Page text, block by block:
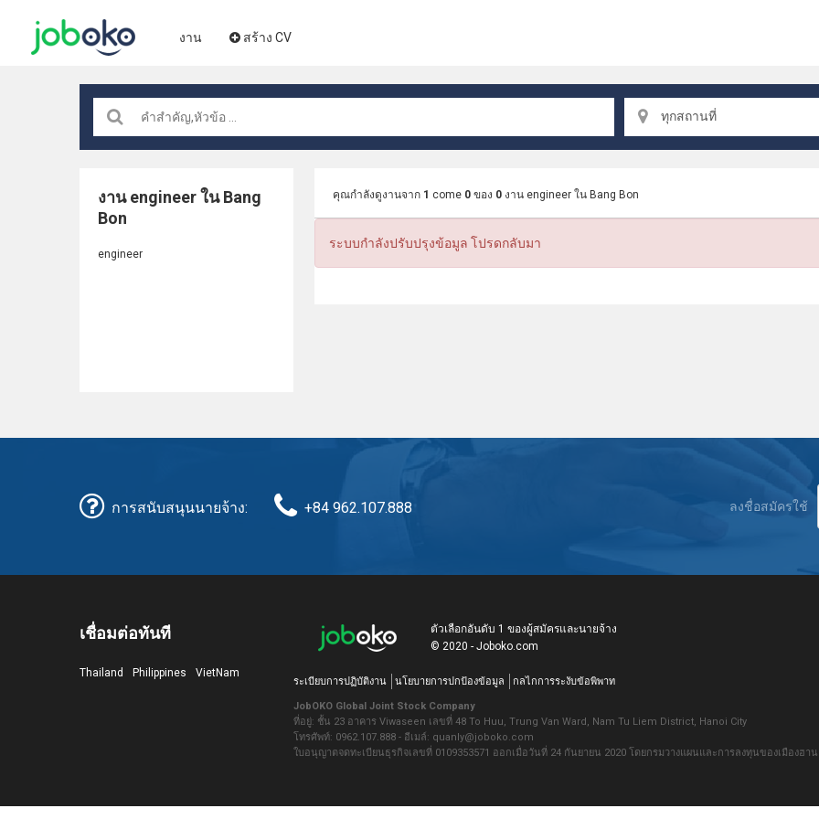
งาน สร้าง CV
ทุกสถานที่
งาน engineer ใน Bang
Bon
engineer
คุณกำลังดูงานจาก 1 come 0 ของ 0 งาน engineer ใน Bang Bon
ระบบกำลังปรับปรุงข้อมูล โปรดกลับมา
การสนับสนุนนายจ้าง: +84 962.107.888 ลงชื่อสมัครใช้
เชื่อมต่อทันที
Thailand Philippines VietNam
ตัวเลือกอันดับ 1 ของผู้สมัครและนายจ้าง
© 2020 - Joboko.com
ระเบียบการปฏิบัติงาน นโยบายการปกป้องข้อมูล กลไกการระงับข้อพิพาท
JobOKO Global Joint Stock Company
ที่อยู่: ชั้น 23 อาคาร Viwaseen เลขที่ 48 To Huu, Trung Van Ward, Nam Tu Liem District, Hanoi City
โทรศัพท์: 0962.107.888 - อีเมล์: quanly@joboko.com
ใบอนุญาตจดทะเบียนธุรกิจเลขที่ 0109353571 ออกเมื่อวันที่ 24 กันยายน 2020 โดยกรมวางแผนและการลงทุนของเมืองฮา